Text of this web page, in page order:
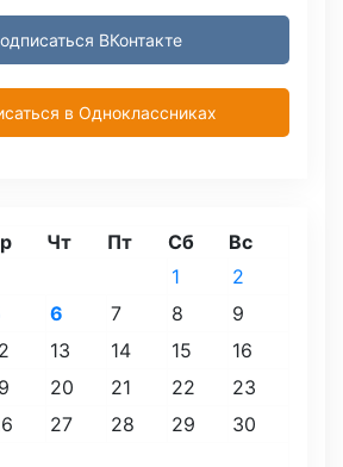
ВКонтакте
в Одноклассниках
Чт Пт Сб Вс
1
2
6 7 8
9
13 14 15
16
20 21 22
23
27 28 29
30